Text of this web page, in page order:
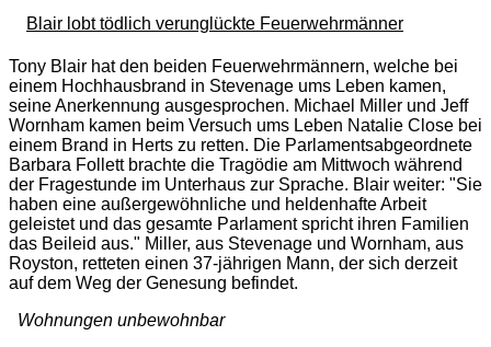
Blair lobt tödlich verunglückte Feuerwehrmänner
Tony Blair hat den beiden Feuerwehrmännern, welche bei
einem Hochhausbrand in Stevenage ums Leben kamen,
seine Anerkennung ausgesprochen. Michael Miller und Jeff
Wornham kamen beim Versuch ums Leben Natalie Close bei
einem Brand in Herts zu retten. Die Parlamentsabgeordnete
Barbara Follett brachte die Tragödie am Mittwoch während
der Fragestunde im Unterhaus zur Sprache. Blair weiter: "Sie
haben eine außergewöhnliche und heldenhafte Arbeit
geleistet und das gesamte Parlament spricht ihren Familien
das Beileid aus." Miller, aus Stevenage und Wornham, aus
Royston, retteten einen 37-jährigen Mann, der sich derzeit
auf dem Weg der Genesung befindet.
Wohnungen unbewohnbar